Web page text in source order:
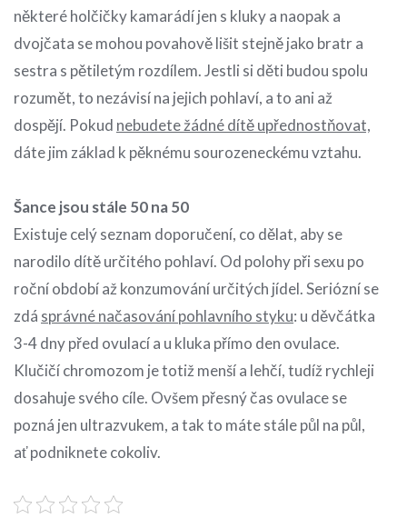
některé holčičky kamarádí jen s kluky a naopak a
dvojčata se mohou povahově lišit stejně jako bratr a
sestra s pětiletým rozdílem. Jestli si děti budou spolu
rozumět, to nezávisí na jejich pohlaví, a to ani až
dospějí. Pokud nebudete žádné dítě upřednostňovat,
dáte jim základ k pěknému sourozeneckému vztahu.
Šance jsou stále 50 na 50
Existuje celý seznam doporučení, co dělat, aby se
narodilo dítě určitého pohlaví. Od polohy při sexu po
roční období až konzumování určitých jídel. Seriózní se
zdá správné načasování pohlavního styku: u děvčátka
3-4 dny před ovulací a u kluka přímo den ovulace.
Klučičí chromozom je totiž menší a lehčí, tudíž rychleji
dosahuje svého cíle. Ovšem přesný čas ovulace se
pozná jen ultrazvukem, a tak to máte stále půl na půl,
ať podniknete cokoliv.